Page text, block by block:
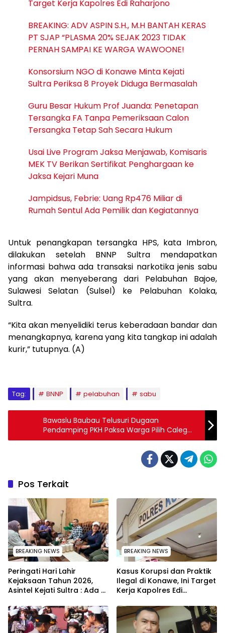
Target Kerja Kapolres Edi Raharjono
BREAKING: ADV ASPIN S.H., M.H BANTAH KERAS
PT SJAP “PLASMA 20% SEJAK 2023 TIDAK
PERNAH SAMPAI KE WARGA WAWOONE!
Konsorsium NGO di Konawe Minta Kejati
Sultra Periksa 8 Proyek Diduga Bermasalah ‎
Guru Besar Hukum Prof Juanda: Penetapan
Tersangka FA Tanpa Pemeriksaan Calon
Tersangka Tetap Sah Secara Hukum
Usai Live Program Jaksa Menjawab, Komisaris
MEK TV Berikan Sertifikat Penghargaan ke
Jaksa Kejari Muna
Jampidsus, Febrie: Uang Rp476 Miliar di
Rumah Sentul Ada Pemilik dan Kegiatannya
Untuk penangkapan tersangka HPS, kata Imbron,
dilakukan setelah BNNP Sultra mendapatkan
informasi bahwa ada transaksi narkotika jenis sabu
yang akan menyeberang dari Pelabuhan Bajoe,
Sulawesi Selatan (Sulsel) ke Pelabuhan Kolaka,
Sultra.
“Kita akan menyelidiki terus keberadaan bandar dan
menangkapnya, karena yang kita tangkap ini adalah
kurir,” tutupnya. (A)
Tag: BNNP pelabuhan sabu
Bawaslu Baubau Telusuri Dugaan
Pendamping PKH Paksa Warga Pilih Caleg
Tertentu
Pos Terkait
BREAKING NEWS
Peringati Hari Lahir
Kejaksaan Tahun 2026,
Asintel Kejati Sultra : Ada
sampai Adhyaksa Run
BREAKING NEWS
Kasus Korupsi dan Praktik
Ilegal di Konawe, Ini Target
Kerja Kapolres Edi